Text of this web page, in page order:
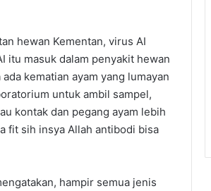
hewan Kementan, virus AI
itu masuk dalam penyakit hewan
kematian ayam yang lumayan
untuk ambil sampel,
kontak dan pegang ayam lebih
fit sih insya Allah antibodi bisa
hampir semua jenis